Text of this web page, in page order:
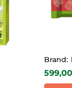
Brand:
599,00